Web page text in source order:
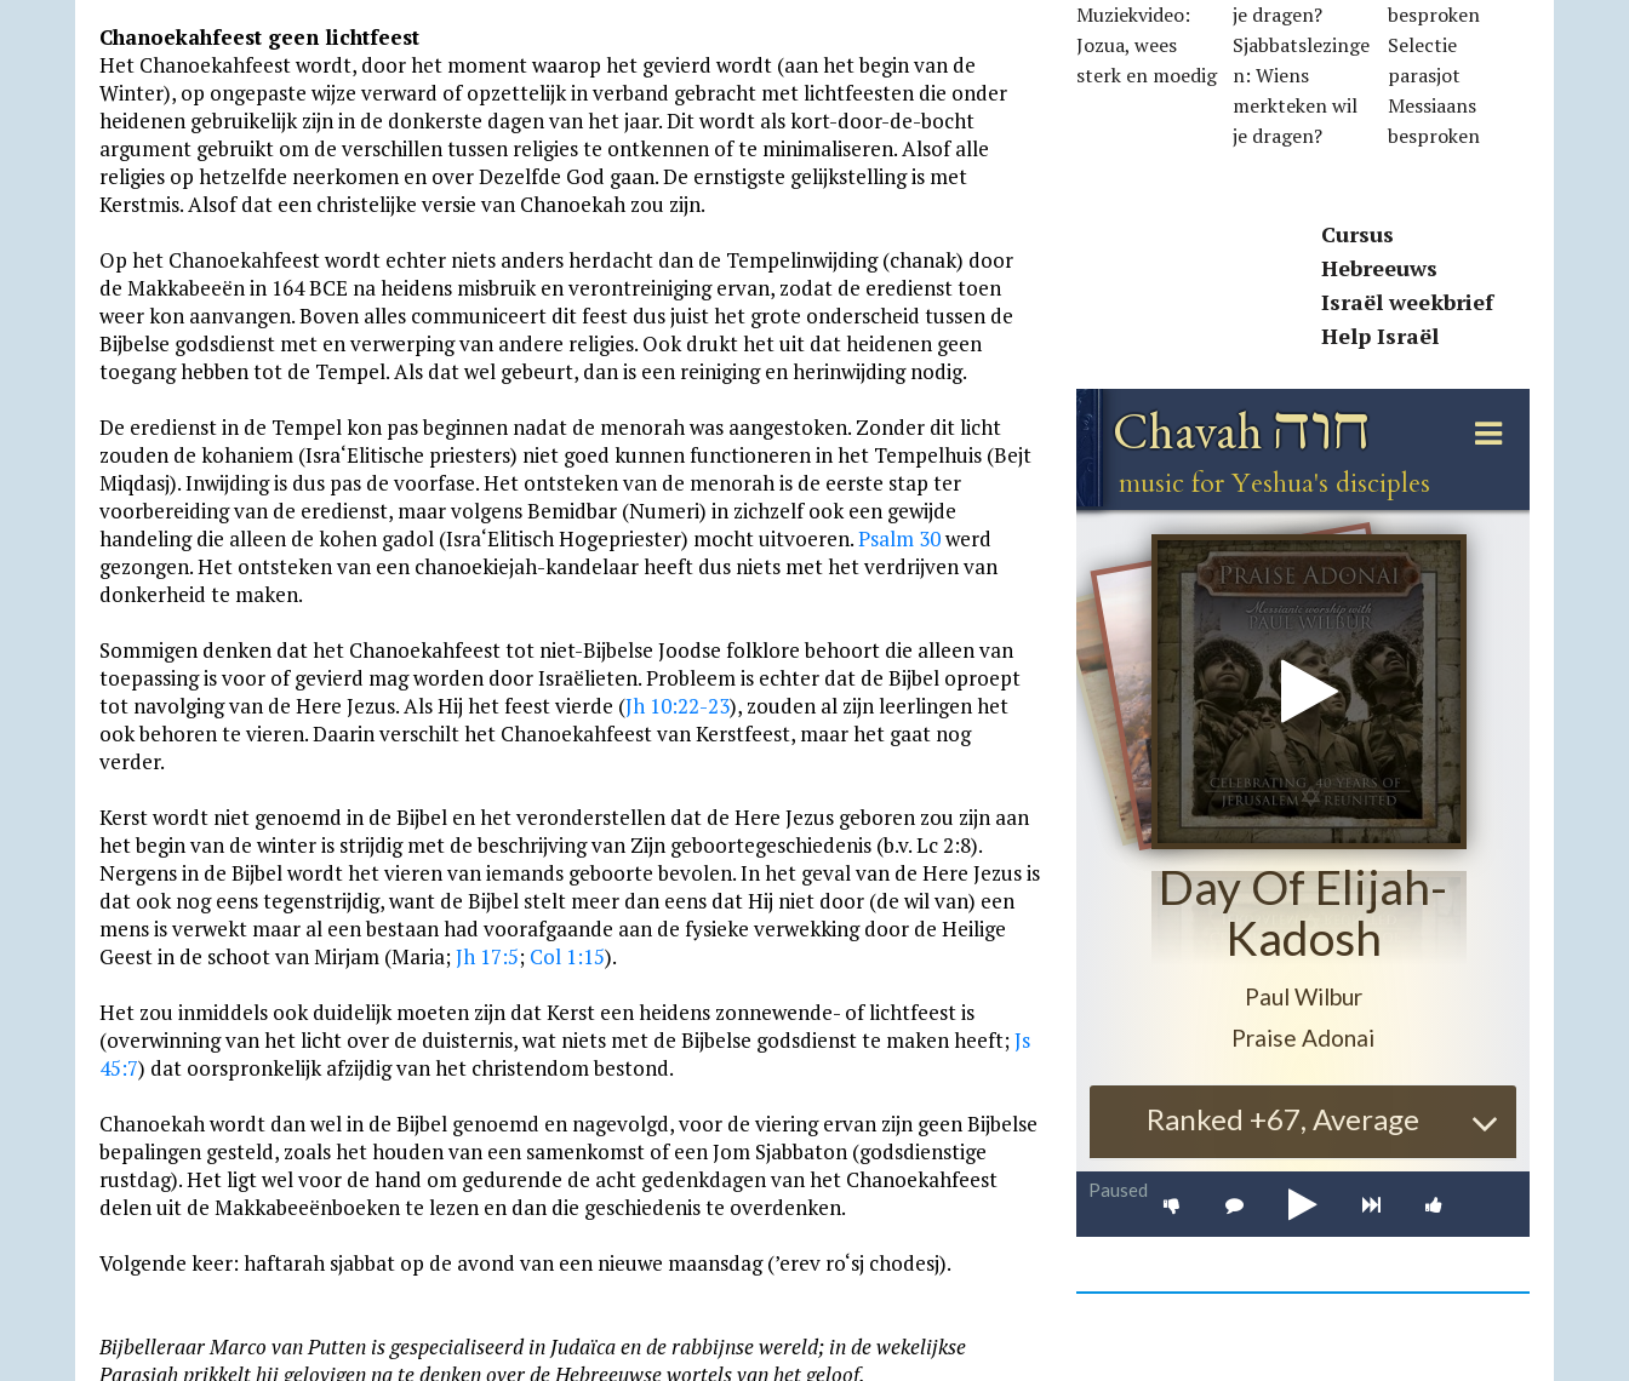
Chanoekahfeest geen lichtfeest
Het Chanoekahfeest wordt, door het moment waarop het gevierd wordt (aan het begin van de
Winter), op ongepaste wijze verward of opzettelijk in verband gebracht met lichtfeesten die onder
heidenen gebruikelijk zijn in de donkerste dagen van het jaar. Dit wordt als kort-door-de-bocht
argument gebruikt om de verschillen tussen religies te ontkennen of te minimaliseren. Alsof alle
religies op hetzelfde neerkomen en over Dezelfde God gaan. De ernstigste gelijkstelling is met
Kerstmis. Alsof dat een christelijke versie van Chanoekah zou zijn.
Op het Chanoekahfeest wordt echter niets anders herdacht dan de Tempelinwijding (chanak) door
de Makkabeeën in 164 BCE na heidens misbruik en verontreiniging ervan, zodat de eredienst toen
weer kon aanvangen. Boven alles communiceert dit feest dus juist het grote onderscheid tussen de
Bijbelse godsdienst met en verwerping van andere religies. Ook drukt het uit dat heidenen geen
toegang hebben tot de Tempel. Als dat wel gebeurt, dan is een reiniging en herinwijding nodig.
De eredienst in de Tempel kon pas beginnen nadat de menorah was aangestoken. Zonder dit licht
zouden de kohaniem (Isra‘Elitische priesters) niet goed kunnen functioneren in het Tempelhuis (Bejt
Miqdasj). Inwijding is dus pas de voorfase. Het ontsteken van de menorah is de eerste stap ter
voorbereiding van de eredienst, maar volgens Bemidbar (Numeri) in zichzelf ook een gewijde
handeling die alleen de kohen gadol (Isra‘Elitisch Hogepriester) mocht uitvoeren.Psalm 30werd
gezongen. Het ontsteken van een chanoekiejah-kandelaar heeft dus niets met het verdrijven van
donkerheid te maken.
Sommigen denken dat het Chanoekahfeest tot niet-Bijbelse Joodse folklore behoort die alleen van
toepassing is voor of gevierd mag worden door Israëlieten. Probleem is echter dat de Bijbel oproept
tot navolging van de Here Jezus. Als Hij het feest vierde (Jh 10:22-23), zouden al zijn leerlingen het
ook behoren te vieren. Daarin verschilt het Chanoekahfeest van Kerstfeest, maar het gaat nog
verder.
Kerst wordt niet genoemd in de Bijbel en het veronderstellen dat de Here Jezus geboren zou zijn aan
het begin van de winter is strijdig met de beschrijving van Zijn geboortegeschiedenis (b.v. Lc 2:8).
Nergens in de Bijbel wordt het vieren van iemands geboorte bevolen. In het geval van de Here Jezus is
dat ook nog eens tegenstrijdig, want de Bijbel stelt meer dan eens dat Hij niet door (de wil van) een
mens is verwekt maar al een bestaan had voorafgaande aan de fysieke verwekking door de Heilige
Geest in de schoot van Mirjam (Maria;Jh 17:5; Col 1:15).
Het zou inmiddels ook duidelijk moeten zijn dat Kerst een heidens zonnewende- of lichtfeest is
(overwinning van het licht over de duisternis, wat niets met de Bijbelse godsdienst te maken heeft;Js
45:7) dat oorspronkelijk afzijdig van het christendom bestond.
Chanoekah wordt dan wel in de Bijbel genoemd en nagevolgd, voor de viering ervan zijn geen Bijbelse
bepalingen gesteld, zoals het houden van een samenkomst of een Jom Sjabbaton (godsdienstige
rustdag). Het ligt wel voor de hand om gedurende de acht gedenkdagen van het Chanoekahfeest
delen uit de Makkabeeënboeken te lezen en dan die geschiedenis te overdenken.
Volgende keer: haftarah sjabbat op de avond van een nieuwe maansdag (’erev ro‘sj chodesj).
Bijbelleraar Marco van Putten is gespecialiseerd in Judaïca en de rabbijnse wereld; in de wekelijkse
Parasjah prikkelt hij gelovigen na te denken over de Hebreeuwse wortels van het geloof.
Muziekvideo:
Jozua, wees
sterk en moedig
Sjabbatslezinge
n: Wiens
merkteken wil
je dragen?
Selectie
parasjot
Messiaans
besproken
Cursus
Hebreeuws
Israël weekbrief
Help Israël